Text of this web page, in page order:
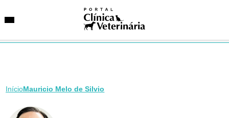
SUGESTÕES DE BUSCA
InícioMauricio Melo de Silvio